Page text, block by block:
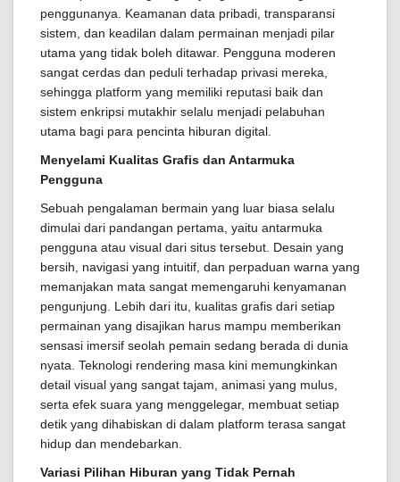
penggunanya. Keamanan data pribadi, transparansi
sistem, dan keadilan dalam permainan menjadi pilar
utama yang tidak boleh ditawar. Pengguna moderen
sangat cerdas dan peduli terhadap privasi mereka,
sehingga platform yang memiliki reputasi baik dan
sistem enkripsi mutakhir selalu menjadi pelabuhan
utama bagi para pencinta hiburan digital.
Menyelami Kualitas Grafis dan Antarmuka
Pengguna
Sebuah pengalaman bermain yang luar biasa selalu
dimulai dari pandangan pertama, yaitu antarmuka
pengguna atau visual dari situs tersebut. Desain yang
bersih, navigasi yang intuitif, dan perpaduan warna yang
memanjakan mata sangat memengaruhi kenyamanan
pengunjung. Lebih dari itu, kualitas grafis dari setiap
permainan yang disajikan harus mampu memberikan
sensasi imersif seolah pemain sedang berada di dunia
nyata. Teknologi rendering masa kini memungkinkan
detail visual yang sangat tajam, animasi yang mulus,
serta efek suara yang menggelegar, membuat setiap
detik yang dihabiskan di dalam platform terasa sangat
hidup dan mendebarkan.
Variasi Pilihan Hiburan yang Tidak Pernah